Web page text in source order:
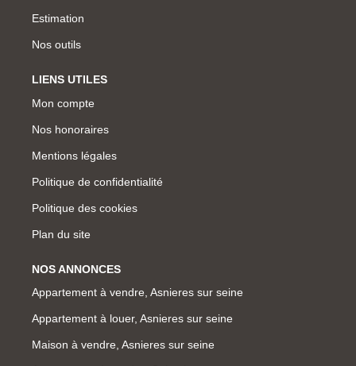
Estimation
Nos outils
LIENS UTILES
Mon compte
Nos honoraires
Mentions légales
Politique de confidentialité
Politique des cookies
Plan du site
NOS ANNONCES
Appartement à vendre, Asnieres sur seine
Appartement à louer, Asnieres sur seine
Maison à vendre, Asnieres sur seine